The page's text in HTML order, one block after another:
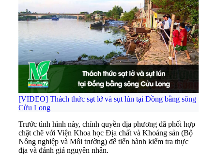
[VIDEO] Thách thức sạt lở và sụt lún tại Đồng bằng sông
Cửu Long
Trước tình hình này, chính quyền địa phương đã phối hợp
chặt chẽ với Viện Khoa học Địa chất và Khoáng sản (Bộ
Nông nghiệp và Môi trường) để tiến hành kiểm tra thực
địa và đánh giá nguyên nhân.